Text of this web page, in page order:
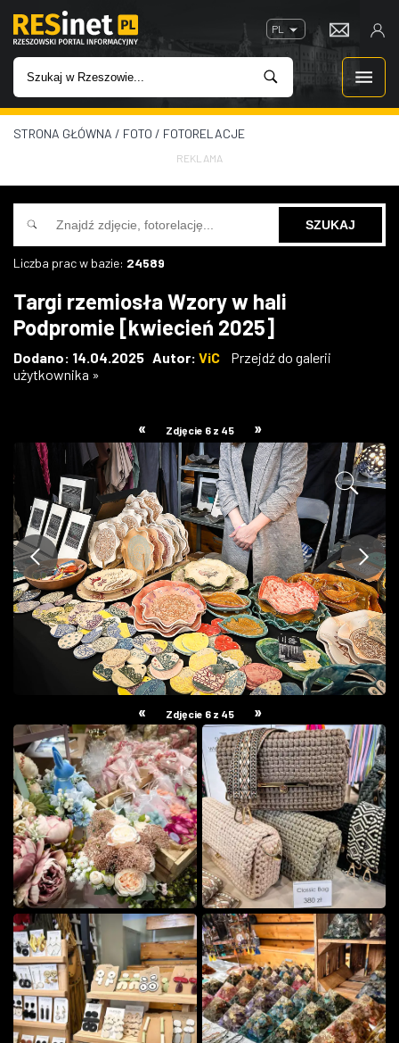
PL
WIADOMOŚCI
INWESTYCJE
IMPREZY
W KINACH
GASTRONOMIA
W RZESZOWIE
STRONA GŁÓWNA / FOTO / FOTORELACJE
REKLAMA
Liczba prac w bazie: 24589
Targi rzemiosła Wzory w hali
Podpromie [kwiecień 2025]
Dodano: 14.04.2025 Autor: ViC
Przejdź do galerii
użytkownika »
« Zdjęcie 6 z 45 »
« Zdjęcie 6 z 45 »